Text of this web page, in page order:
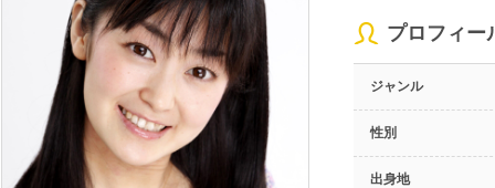
プロフィー
ジャンル
性別
出身地